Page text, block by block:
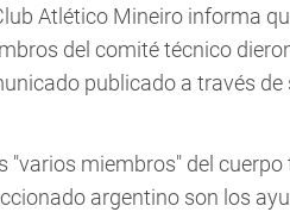
Atlético Mineiro informa
del comité técnico
publicado a través de
"varios miembros" del
argentino son los